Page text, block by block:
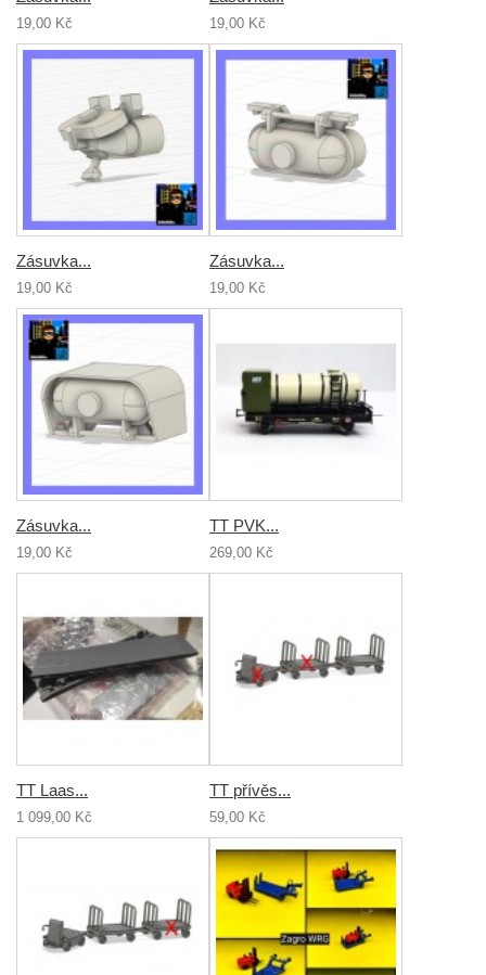
19,00 Kč 19,00 Kč
Zásuvka...
19,00 Kč
Zásuvka...
19,00 Kč
Zásuvka...
19,00 Kč
TT PVK...
269,00 Kč
TT Laas...
1 099,00 Kč
TT přívěs...
59,00 Kč